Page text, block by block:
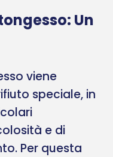
Un
viene
speciale, in
e di
Per questa